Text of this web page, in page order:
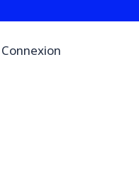
Connexion